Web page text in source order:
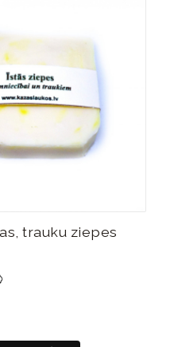
trauku ziepes